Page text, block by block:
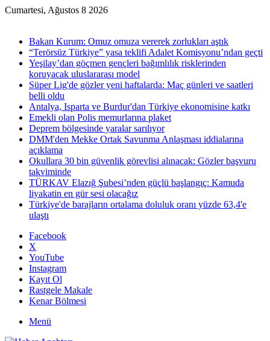
Cumartesi, Ağustos 8 2026
Bakan Kurum: Omuz omuza vererek zorlukları aştık
“Terörsüz Türkiye” yasa teklifi Adalet Komisyonu’ndan geçti
Yeşilay’dan göçmen gençleri bağımlılık risklerinden
koruyacak uluslararası model
Süper Lig'de gözler yeni haftalarda: Maç günleri ve saatleri
belli oldu
Antalya, Isparta ve Burdur'dan Türkiye ekonomisine katkı
Emekli olan Polis memurlarına plaket
Deprem bölgesinde yaralar sarılıyor
DMM'den Mekke Ortak Savunma Anlaşması iddialarına
açıklama
Okullara 30 bin güvenlik görevlisi alınacak: Gözler başvuru
takviminde
TÜRKAV Elazığ Şubesi’nden güçlü başlangıç: Kamuda
liyakatin en gür sesi olacağız
Türkiye'de barajların ortalama doluluk oranı yüzde 63,4'e
ulaştı
Facebook
X
YouTube
Instagram
Kayıt Ol
Rastgele Makale
Kenar Bölmesi
Menü